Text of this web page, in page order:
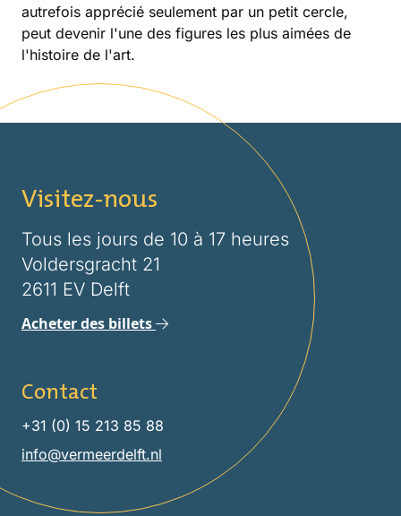
autrefois apprécié seulement par un petit cercle,
peut devenir l'une des figures les plus aimées de
l'histoire de l'art.
Visitez-nous
Tous les jours de 10 à 17 heures
Voldersgracht 21
2611 EV Delft
Acheter des billets
Contact
+31 (0) 15 213 85 88
info@vermeerdelft.nl